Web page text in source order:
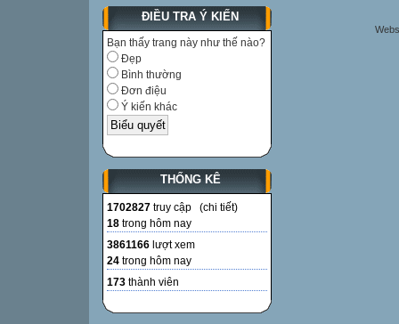
ĐIỀU TRA Ý KIẾN
Bạn thấy trang này như thế nào?
Đẹp
Bình thường
Đơn điệu
Ý kiến khác
THỐNG KÊ
1702827 truy cập (chi tiết)
18 trong hôm nay
3861166 lượt xem
24 trong hôm nay
173 thành viên